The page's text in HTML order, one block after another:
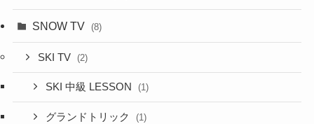
SNOW TV (8)
SKI TV (2)
SKI 中級 LESSON (1)
グランドトリック (1)